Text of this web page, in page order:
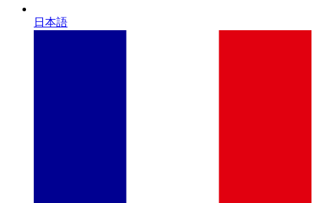
日本語